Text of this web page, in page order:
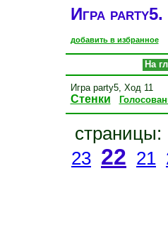
Игра party5.
добавить в избранное
На
Игра party5, Ход 11
Стенки
страницы:
23 22 21